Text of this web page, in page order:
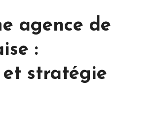
agence de
:
et stratégie